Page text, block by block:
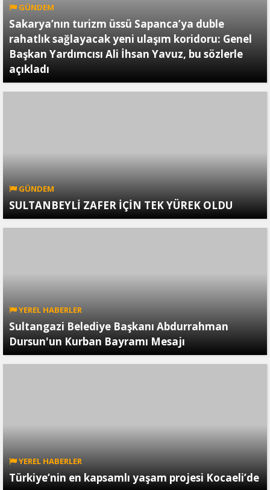
GÜNDEM
Sakarya’nın turizm üssü Sapanca’ya duble
rahatlık sağlayacak yeni ulaşım koridoru: Genel
Başkan Yardımcısı Ali İhsan Yavuz, bu sözlerle
açıkladı
GÜNDEM
SULTANBEYLİ ZAFER İÇİN TEK YÜREK OLDU
YEREL HABERLER
Sultangazi Belediye Başkanı Abdurrahman
Dursun'un Kurban Bayramı Mesajı
YEREL HABERLER
Türkiye’nin en kapsamlı yaşam projesi Kocaeli’de